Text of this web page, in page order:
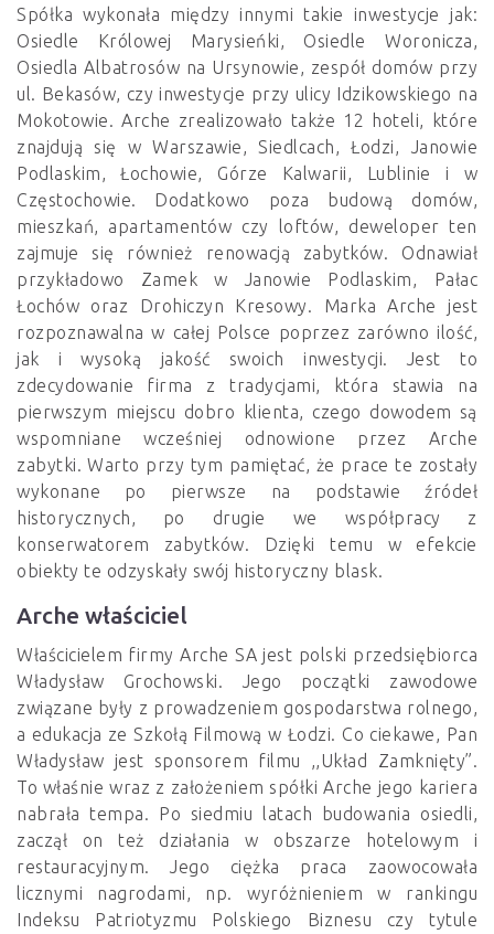
Spółka wykonała między innymi takie inwestycje jak:
Osiedle Królowej Marysieńki, Osiedle Woronicza,
Osiedla Albatrosów na Ursynowie, zespół domów przy
ul. Bekasów, czy inwestycje przy ulicy Idzikowskiego na
Mokotowie. Arche zrealizowało także 12 hoteli, które
znajdują się w Warszawie, Siedlcach, Łodzi, Janowie
Podlaskim, Łochowie, Górze Kalwarii, Lublinie i w
Częstochowie. Dodatkowo poza budową domów,
mieszkań, apartamentów czy loftów, deweloper ten
zajmuje się również renowacją zabytków. Odnawiał
przykładowo Zamek w Janowie Podlaskim, Pałac
Łochów oraz Drohiczyn Kresowy. Marka Arche jest
rozpoznawalna w całej Polsce poprzez zarówno ilość,
jak i wysoką jakość swoich inwestycji. Jest to
zdecydowanie firma z tradycjami, która stawia na
pierwszym miejscu dobro klienta, czego dowodem są
wspomniane wcześniej odnowione przez Arche
zabytki. Warto przy tym pamiętać, że prace te zostały
wykonane po pierwsze na podstawie źródeł
historycznych, po drugie we współpracy z
konserwatorem zabytków. Dzięki temu w efekcie
obiekty te odzyskały swój historyczny blask.
Arche właściciel
Właścicielem firmy Arche SA jest polski przedsiębiorca
Władysław Grochowski. Jego początki zawodowe
związane były z prowadzeniem gospodarstwa rolnego,
a edukacja ze Szkołą Filmową w Łodzi. Co ciekawe, Pan
Władysław jest sponsorem filmu ,,Układ Zamknięty”.
To właśnie wraz z założeniem spółki Arche jego kariera
nabrała tempa. Po siedmiu latach budowania osiedli,
zaczął on też działania w obszarze hotelowym i
restauracyjnym. Jego ciężka praca zaowocowała
licznymi nagrodami, np. wyróżnieniem w rankingu
Indeksu Patriotyzmu Polskiego Biznesu czy tytule